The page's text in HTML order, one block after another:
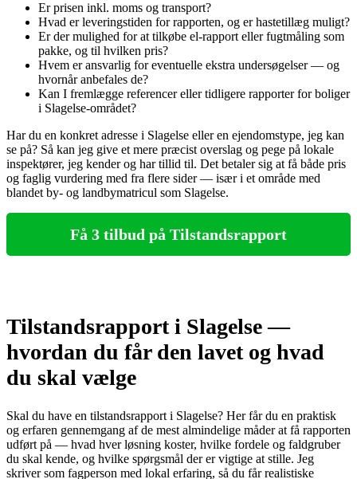
Er prisen inkl. moms og transport?
Hvad er leveringstiden for rapporten, og er hastetillæg muligt?
Er der mulighed for at tilkøbe el‑rapport eller fugtmåling som
pakke, og til hvilken pris?
Hvem er ansvarlig for eventuelle ekstra undersøgelser — og
hvornår anbefales de?
Kan I fremlægge referencer eller tidligere rapporter for boliger
i Slagelse‑området?
Har du en konkret adresse i Slagelse eller en ejendomstype, jeg kan
se på? Så kan jeg give et mere præcist overslag og pege på lokale
inspektører, jeg kender og har tillid til. Det betaler sig at få både pris
og faglig vurdering med fra flere sider — især i et område med
blandet by‑ og landbymatricul som Slagelse.
Få 3 tilbud på Tilstandsrapport
Tilstandsrapport i Slagelse —
hvordan du får den lavet og hvad
du skal vælge
Skal du have en tilstandsrapport i Slagelse? Her får du en praktisk
og erfaren gennemgang af de mest almindelige måder at få rapporten
udført på — hvad hver løsning koster, hvilke fordele og faldgruber
du skal kende, og hvilke spørgsmål der er vigtige at stille. Jeg
skriver som fagperson med lokal erfaring, så du får realistiske